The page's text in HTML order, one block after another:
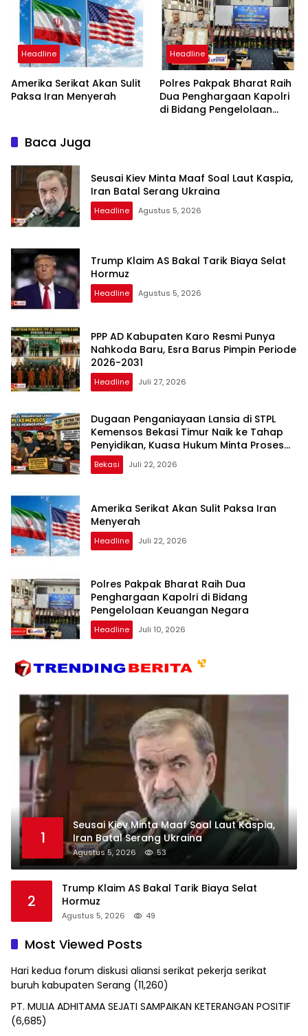
Headline
Amerika Serikat Akan Sulit
Paksa Iran Menyerah
Headline
Polres Pakpak Bharat Raih
Dua Penghargaan Kapolri
di Bidang Pengelolaan
Baca Juga
Seusai Kiev Minta Maaf Soal Laut Kaspia,
Iran Batal Serang Ukraina
Headline Agustus 5, 2026
Trump Klaim AS Bakal Tarik Biaya Selat
Hormuz
Headline Agustus 5, 2026
PPP AD Kabupaten Karo Resmi Punya
Nahkoda Baru, Esra Barus Pimpin Periode
2026-2031
Headline Juli 27, 2026
Dugaan Penganiayaan Lansia di STPL
Kemensos Bekasi Timur Naik ke Tahap
Penyidikan, Kuasa Hukum Minta Proses
Transparan dan Bebas Intervensi
Bekasi Juli 22, 2026
Amerika Serikat Akan Sulit Paksa Iran
Menyerah
Headline Juli 22, 2026
Polres Pakpak Bharat Raih Dua
Penghargaan Kapolri di Bidang
Pengelolaan Keuangan Negara
Headline Juli 10, 2026
1
Seusai Kiev Minta Maaf Soal Laut Kaspia,
Iran Batal Serang Ukraina
Agustus 5, 2026 53
2
Trump Klaim AS Bakal Tarik Biaya Selat
Hormuz
Agustus 5, 2026 49
Most Viewed Posts
Hari kedua forum diskusi aliansi serikat pekerja serikat
buruh kabupaten Serang (11,260)
PT. MULIA ADHITAMA SEJATI SAMPAIKAN KETERANGAN POSITIF
(6,685)